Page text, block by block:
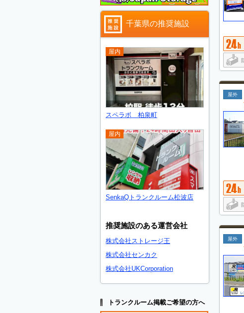
屋外
屋外
千葉県の推奨施設
屋内
スペラボ 柏泉町
屋内
SenkaQトランクルーム松波店
推奨施設のある運営会社
株式会社ストレージ王
株式会社センカク
株式会社UKCorporation
トランクルーム掲載ご希望の方へ